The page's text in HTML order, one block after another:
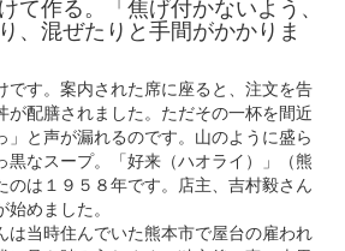
、混ぜたりと手間がかかりま
です。案内された席に座ると、注文を告
が配膳されました。ただその一杯を間近
」と声が漏れるのです。山のように盛ら
黒なスープ。「好来（ハオライ）」（熊
のは１９５８年です。店主、吉村毅さん
始めました。
は当時住んでいた熊本市で屋台の雇われ